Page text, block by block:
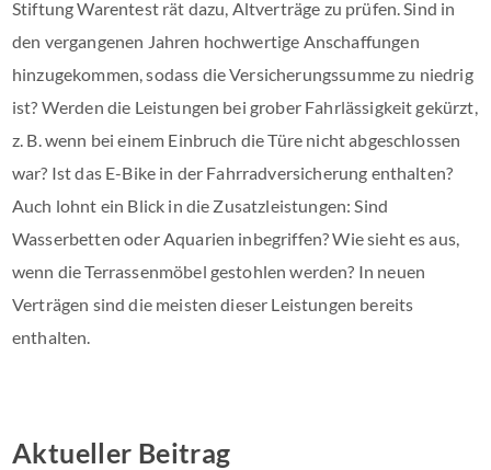
Stiftung Warentest rät dazu, Altverträge zu prüfen. Sind in
den vergangenen Jahren hochwertige Anschaffungen
hinzugekommen, sodass die Versicherungssumme zu niedrig
ist? Werden die Leistungen bei grober Fahrlässigkeit gekürzt,
z. B. wenn bei einem Einbruch die Türe nicht abgeschlossen
war? Ist das E-Bike in der Fahrradversicherung enthalten?
Auch lohnt ein Blick in die Zusatzleistungen: Sind
Wasserbetten oder Aquarien inbegriffen? Wie sieht es aus,
wenn die Terrassenmöbel gestohlen werden? In neuen
Verträgen sind die meisten dieser Leistungen bereits
enthalten.
Aktueller Beitrag